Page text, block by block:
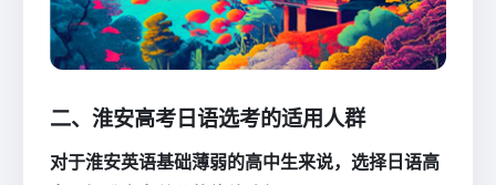
二、淮安高考日语选考的适用人群
对于淮安英语基础薄弱的高中生来说，选择日语高